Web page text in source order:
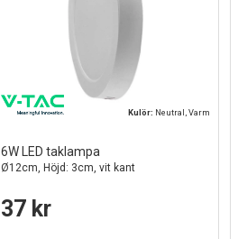
Kulör: Neutral, Varm
6W LED taklampa
Ø12cm, Höjd: 3cm, vit kant
37 kr